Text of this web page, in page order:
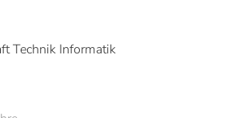
Technik Informatik